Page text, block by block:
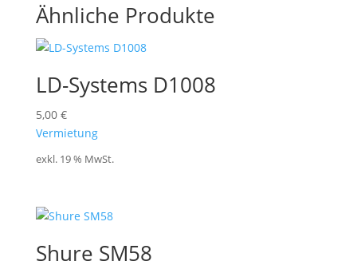
Ähnliche Produkte
LD-Systems D1008
5,00 €
Vermietung
exkl. 19 % MwSt.
Shure SM58